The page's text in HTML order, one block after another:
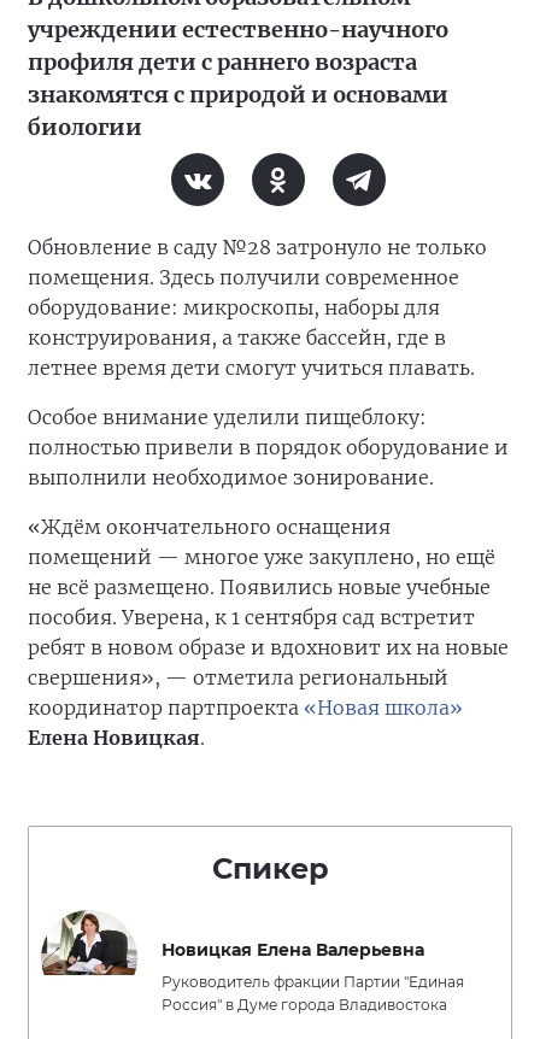
учреждении естественно-научного
профиля дети с раннего возраста
знакомятся с природой и основами
биологии
Обновление в саду №28 затронуло не только
помещения. Здесь получили современное
оборудование: микроскопы, наборы для
конструирования, а также бассейн, где в
летнее время дети смогут учиться плавать.
Особое внимание уделили пищеблоку:
полностью привели в порядок оборудование и
выполнили необходимое зонирование.
«Ждём окончательного оснащения
помещений — многое уже закуплено, но ещё
не всё размещено. Появились новые учебные
пособия. Уверена, к 1 сентября сад встретит
ребят в новом образе и вдохновит их на новые
свершения», — отметила региональный
координатор партпроекта «Новая школа»
Елена Новицкая.
Спикер
Новицкая Елена Валерьевна
Руководитель фракции Партии "Единая
Россия" в Думе города Владивостока